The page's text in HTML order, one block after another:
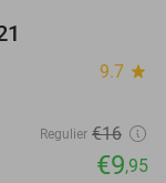
9.7 star
Regulier €16
€9,95